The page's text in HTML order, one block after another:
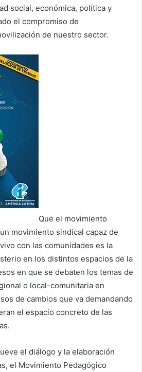
social, económica, política y
el compromiso de
de nuestro sector.
Que el movimiento
movimiento sindical capaz de
con las comunidades es la
en los distintos espacios de la
en que se debaten los temas de
o local-comunitaria en
de cambios que va demandando
el espacio concreto de las
el diálogo y la elaboración
el Movimiento Pedagógico